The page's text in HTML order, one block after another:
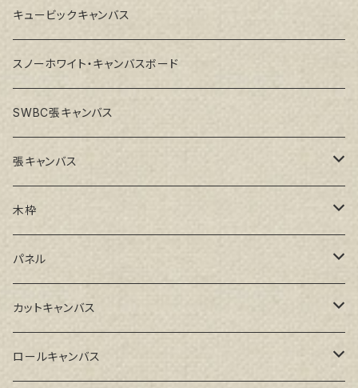
キュービックキャンバス
スノーホワイト・キャンバスボード
SWBC張キャンバス
張キャンバス
GAERA F(中細目)
GAERA BA(中荒目)
GAERA GLC(中目)
トークロ イエロー(中目)
木枠
ルーブル米杉木枠
Paulo木枠
パネル
ラワンパネル
シナパネル
カットキャンバス
GAERA F(中細目)
ロールキャンバス